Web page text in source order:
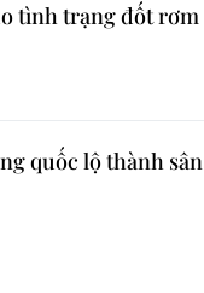
tình trạng đốt rơm
quốc lộ thành sân